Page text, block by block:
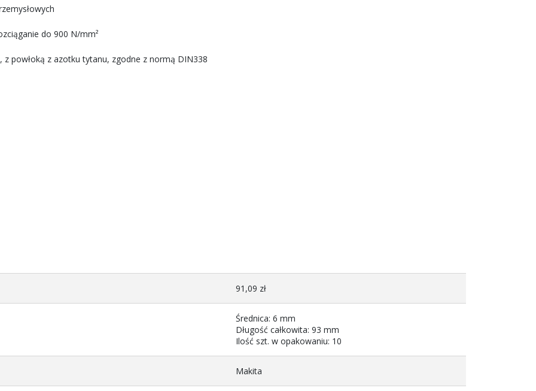
do 900 N/mm²
powłoką z azotku tytanu, zgodne z normą DIN338
91,09 zł
Średnica: 6 mm
Długość całkowita: 93 mm
Ilość szt. w opakowaniu: 10
Makita